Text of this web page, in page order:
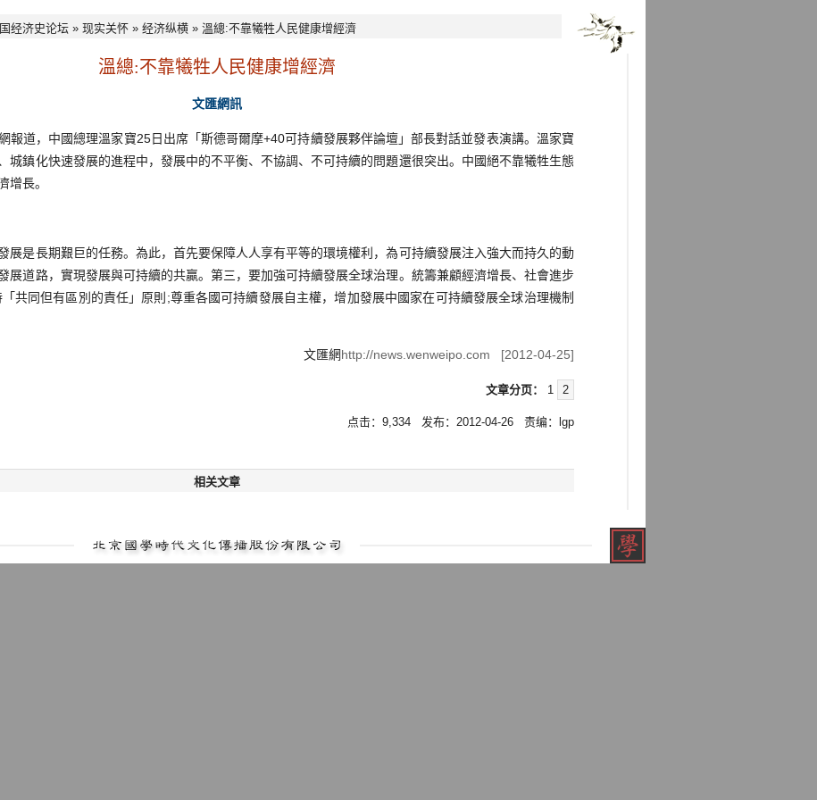
经济史论坛 » 现实关怀 » 经济纵横 » 溫總:不靠犧牲人民健康增經濟
溫總:不靠犧牲人民健康增經濟
文匯網訊
報道，中國總理溫家寶25日出席「斯德哥爾摩+40可持續發展夥伴論壇」部長對話並發表演講。溫家寶
城鎮化快速發展的進程中，發展中的不平衡、不協調、不可持續的問題還很突出。中國絕不靠犧牲生態
增長。
展是長期艱巨的任務。為此，首先要保障人人享有平等的環境權利，為可持續發展注入強大而持久的動
展道路，實現發展與可持續的共贏。第三，要加強可持續發展全球治理。統籌兼顧經濟增長、社會進步
共同但有區別的責任」原則;尊重各國可持續發展自主權，增加發展中國家在可持續發展全球治理機制
文匯網http://news.wenweipo.com [2012-04-25]
文章分页： 1 2
点击：9,334 发布：2012-04-26 责编：lgp
相关文章